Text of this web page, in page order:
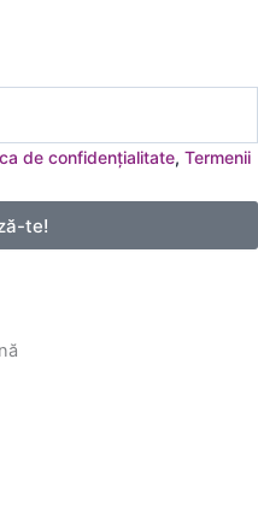
de confidențialitate, Termenii
te!